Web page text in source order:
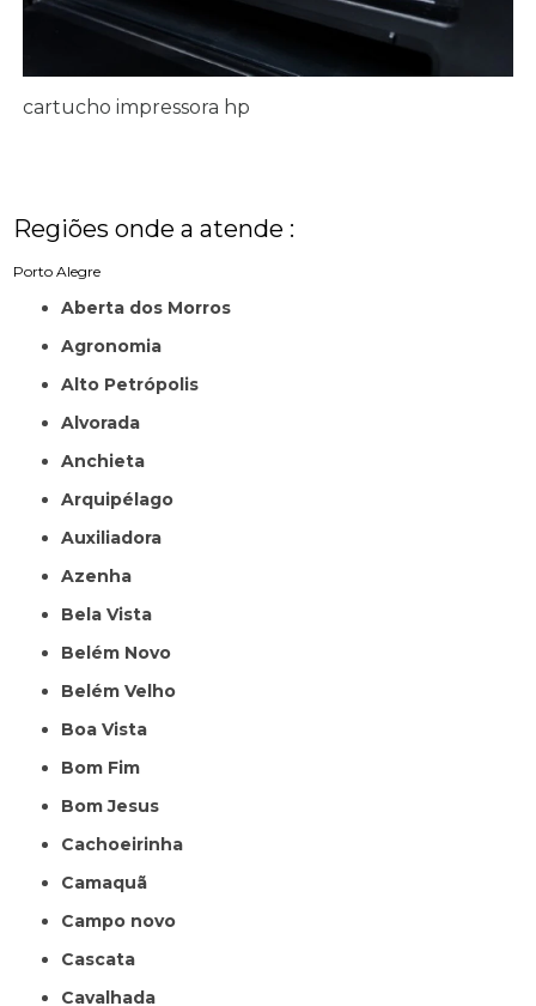
cartucho impressora hp
Regiões onde a atende :
Porto Alegre
Aberta dos Morros
Agronomia
Alto Petrópolis
Alvorada
Anchieta
Arquipélago
Auxiliadora
Azenha
Bela Vista
Belém Novo
Belém Velho
Boa Vista
Bom Fim
Bom Jesus
Cachoeirinha
Camaquã
Campo novo
Cascata
Cavalhada